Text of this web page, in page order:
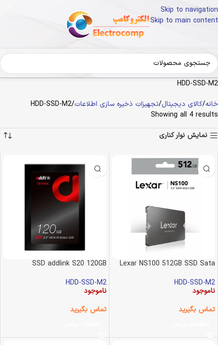
Skip to navigation
Skip to main content
HDD-SSD-M2
خانه کالای دیجیتال تجهیزات ذخیره سازی اطلاعات HDD-SSD-M2
Showing all 4 results
نمایش نوار کناری
Lexar NS100 512GB SSD Sata
HDD-SSD-M2
ناموجود
تماس بگیرید
SSD addlink S20 120GB
HDD-SSD-M2
ناموجود
تماس بگیرید